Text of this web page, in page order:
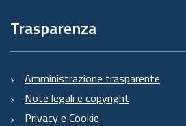
Trasparenza
Amministrazione trasparente
Note legali e copyright
Privacy e Cookie